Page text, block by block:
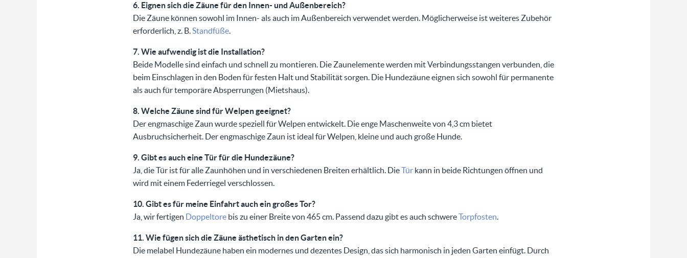
6. Eignen sich die Zäune für den Innen- und Außenbereich?
Die Zäune können sowohl im Innen- als auch im Außenbereich verwendet werden. Möglicherweise ist weiteres Zubehör
erforderlich, z. B.Standfüße.
7. Wie aufwendig ist die Installation?
Beide Modelle sind einfach und schnell zu montieren. Die Zaunelemente werden mit Verbindungsstangen verbunden, die
beim Einschlagen in den Boden für festen Halt und Stabilität sorgen. Die Hundezäune eignen sich sowohl für permanente
als auch für temporäre Absperrungen (Mietshaus).
8. Welche Zäune sind für Welpen geeignet?
Der engmaschige Zaun wurde speziell für Welpen entwickelt. Die enge Maschenweite von 4,3 cm bietet
Ausbruchsicherheit. Der engmaschige Zaun ist ideal für Welpen, kleine und auch große Hunde.
9. Gibt es auch eine Tür für die Hundezäune?
Ja, die Tür ist für alle Zaunhöhen und in verschiedenen Breiten erhältlich. DieTürkann in beide Richtungen öffnen und
wird mit einem Federriegel verschlossen.
10. Gibt es für meine Einfahrt auch ein großes Tor?
Ja, wir fertigen Doppeltorebis zu einer Breite von 465 cm. Passend dazu gibt es auch schwereTorpfosten.
11. Wie fügen sich die Zäune ästhetisch in den Garten ein?
Die melabel Hundezäune haben ein modernes und dezentes Design, das sich harmonisch in jeden Garten einfügt. Durch